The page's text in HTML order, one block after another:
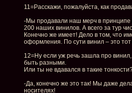
11=Расскажи, пожалуйста, как
-Мы продавали наш мерч в принципе
200 наших винилов. А всего за тур
Конечно же имеет! Дело в том, что
оформления. По сути винил – это
12=Ну если уж речь зашла про
быть разными.
Или ты не вдавался в такие
-Да, конечно же это так! Мы даже
носителях!